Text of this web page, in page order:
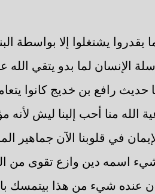
يشتغلوا إلا بواسطة
الإنسان لما بدو يتقي
رافع بن خديج كانوا
الله منا أحب إلينا ليش
في قلوبنا الآن
اسمه دين وازع تقوى من
عنده شيء من هذا بيتمسك